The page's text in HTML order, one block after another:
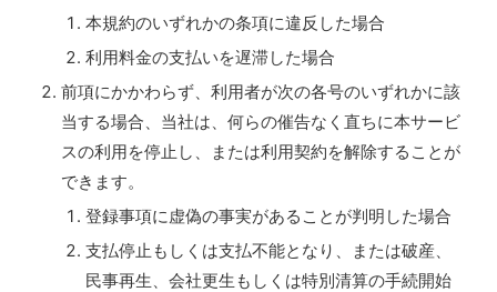
本規約のいずれかの条項に違反した場合
利用料金の支払いを遅滞した場合
前項にかかわらず、利用者が次の各号のいずれかに該
当する場合、当社は、何らの催告なく直ちに本サービ
スの利用を停止し、または利用契約を解除することが
できます。
登録事項に虚偽の事実があることが判明した場合
支払停止もしくは支払不能となり、または破産、
民事再生、会社更生もしくは特別清算の手続開始